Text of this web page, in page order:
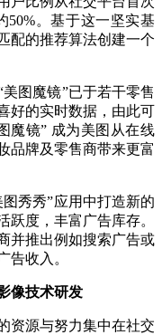
50%。基于这一坚实基
配的推荐算法创建一个
图魔镜”已于若干零售
好的实时数据，由此可
魔镜” 成为美图从在线
品牌及零售商带来更富
秀秀”应用中打造新的
跃度，丰富广告库存。
并推出例如搜索广告或
告收入。
像技术研发
源与努力集中在社交